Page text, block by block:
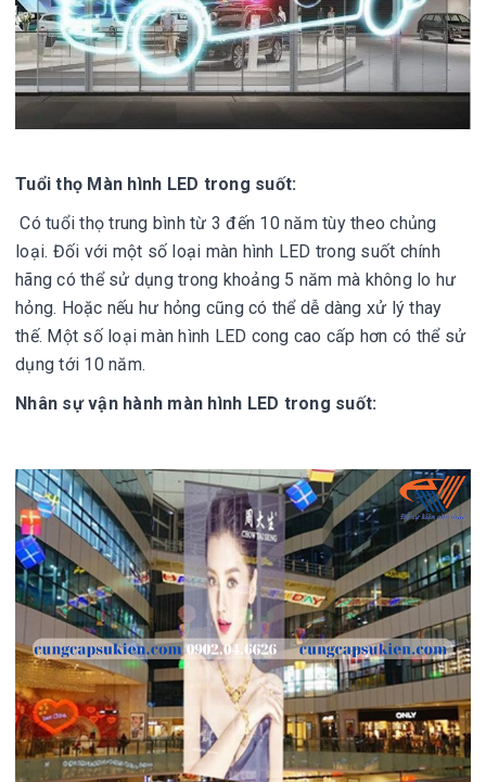
Tuổi thọ Màn hình LED trong suốt:
Có tuổi thọ trung bình từ 3 đến 10 năm tùy theo chủng
loại. Đối với một số loại màn hình LED trong suốt chính
hãng có thể sử dụng trong khoảng 5 năm mà không lo hư
hỏng. Hoặc nếu hư hỏng cũng có thể dễ dàng xử lý thay
thế. Một số loại màn hình LED cong cao cấp hơn có thể sử
dụng tới 10 năm.
Nhân sự vận hành màn hình LED trong suốt: